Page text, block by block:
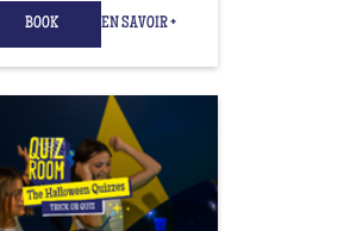
BOOK EN SAVOIR +